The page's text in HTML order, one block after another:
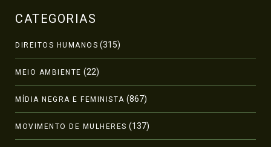
CATEGORIAS
DIREITOS HUMANOS (315)
MEIO AMBIENTE (22)
MÍDIA NEGRA E FEMINISTA (867)
MOVIMENTO DE MULHERES (137)